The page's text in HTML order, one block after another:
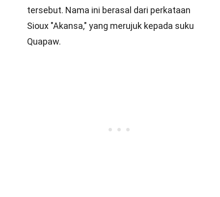
tersebut. Nama ini berasal dari perkataan
Sioux "Akansa," yang merujuk kepada suku
Quapaw.